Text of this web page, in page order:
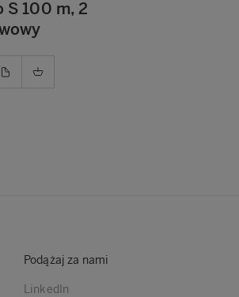
S 100 m, 2
Podążaj za nami
LinkedIn